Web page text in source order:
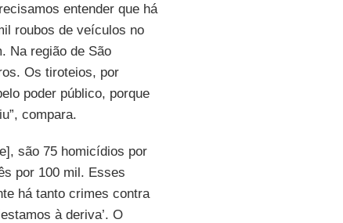
entender que há
roubos de veículos no
Na região de São
Os tiroteios, por
poder público, porque
compara.
são 75 homicídios por
por 100 mil. Esses
há tanto crimes contra
à deriva’. O